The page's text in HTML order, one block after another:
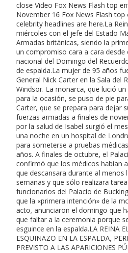
close Video Fox News Flash top
November 16 Fox News Flash
celebrity headlines are here.La
miércoles con el jefe del Estado
Armadas británicas, siendo la
un compromiso cara a cara desde
nacional del Domingo del
de espalda.La mujer de 95 años
General Nick Carter en la Sala del
Windsor. La monarca, que lució
para la ocasión, se puso de pie
Carter, que se prepara para dejar
fuerzas armadas a finales de
por la salud de Isabel surgió el
una noche en un hospital de
para someterse a pruebas
años. A finales de octubre, el
confirmó que los médicos habían
que descansara durante al menos
semanas y que sólo realizara
funcionarios del Palacio de
que la «primera intención» de la
acto, anunciaron el domingo que
que faltar a la ceremonia porque
esguince en la espalda.LA REINA
ESQUINAZO EN LA ESPALDA,
PREVISTO A LAS APARICIONES